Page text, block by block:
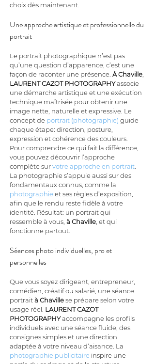
choix dès maintenant.
Une approche artistique et professionnelle du
portrait
Le portrait photographique n’est pas
qu’une question d’apparence, c’est une
façon de raconter une présence. À Chaville
LAURENT CAZOT PHOTOGRAPHY associe
une démarche artistique et une exécution
technique maîtrisée pour obtenir une
image nette, naturelle et expressive. Le
concept de portrait (photographie) guide
chaque étape: direction, posture,
expression et cohérence des couleurs.
Pour comprendre ce qui fait la différence,
vous pouvez découvrir l’approche
complète sur votre approche en portrait
La photographie s’appuie aussi sur des
fondamentaux connus, comme la
photographie et ses règles d’exposition,
afin que le rendu reste fidèle à votre
identité. Résultat: un portrait qui
ressemble à vous, à Chaville , et qui
fonctionne partout.
Séances photo individuelles, pro et
personnelles
Que vous soyez dirigeant, entrepreneur,
comédien, créatif ou salarié, une séance
portrait à Chaville se prépare selon votre
usage réel. LAURENT CAZOT
PHOTOGRAPHY accompagne les profils
individuels avec une séance fluide, des
consignes simples et une direction
adaptée à votre niveau d’aisance. La
photographie publicitaire inspire une